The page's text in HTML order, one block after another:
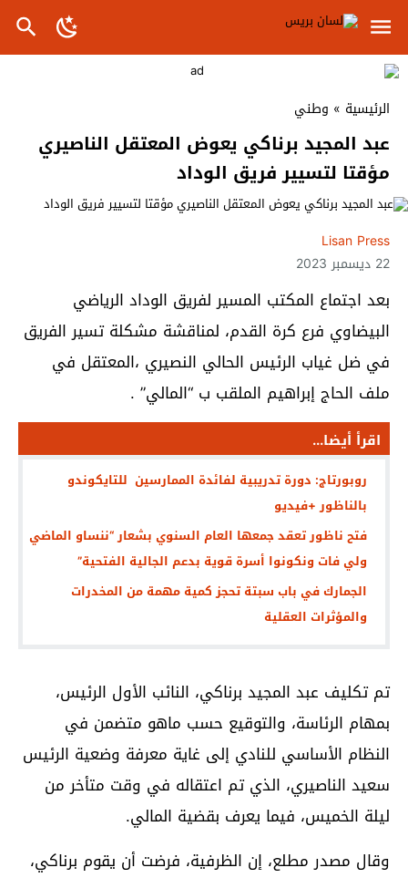
الرئيسية » وطني
عبد المجيد برناكي يعوض المعتقل الناصيري
مؤقتا لتسيير فريق الوداد
Lisan Press
22 ديسمبر 2023
بعد اجتماع المكتب المسير لفريق الوداد الرياضي
البيضاوي فرع كرة القدم، لمناقشة مشكلة تسير الفريق
في ضل غياب الرئيس الحالي النصيري ،المعتقل في
ملف الحاج إبراهيم الملقب ب “المالي” .
اقرأ أيضا...
روبورتاج: دورة تدريبية لفائدة الممارسين للتايكوندو
بالناظور +فيديو
فتح ناظور تعقد جمعها العام السنوي بشعار “ننساو الماضي
ولي فات ونكونوا أسرة قوية بدعم الجالية الفتحية”
الجمارك في باب سبتة تحجز كمية مهمة من المخدرات
والمؤثرات العقلية
تم تكليف عبد المجيد برناكي، النائب الأول الرئيس،
بمهام الرئاسة، والتوقيع حسب ماهو متضمن في
النظام الأساسي للنادي إلى غاية معرفة وضعية الرئيس
سعيد الناصيري، الذي تم اعتقاله في وقت متأخر من
ليلة الخميس، فيما يعرف بقضية المالي.
وقال مصدر مطلع، إن الظرفية، فرضت أن يقوم برناكي،